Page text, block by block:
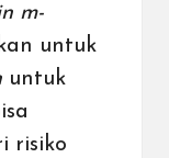
m-
untuk
untuk
risiko